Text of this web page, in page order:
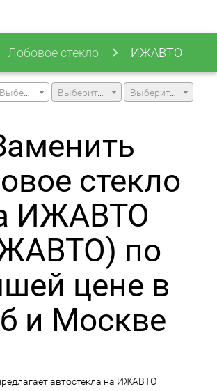
Лобовое стекло ИЖАВТО
Выберите модель машины Выберите модификацию
стекло
ИЖАВТО
по
цене в
и Москве
автостекла на ИЖАВТО